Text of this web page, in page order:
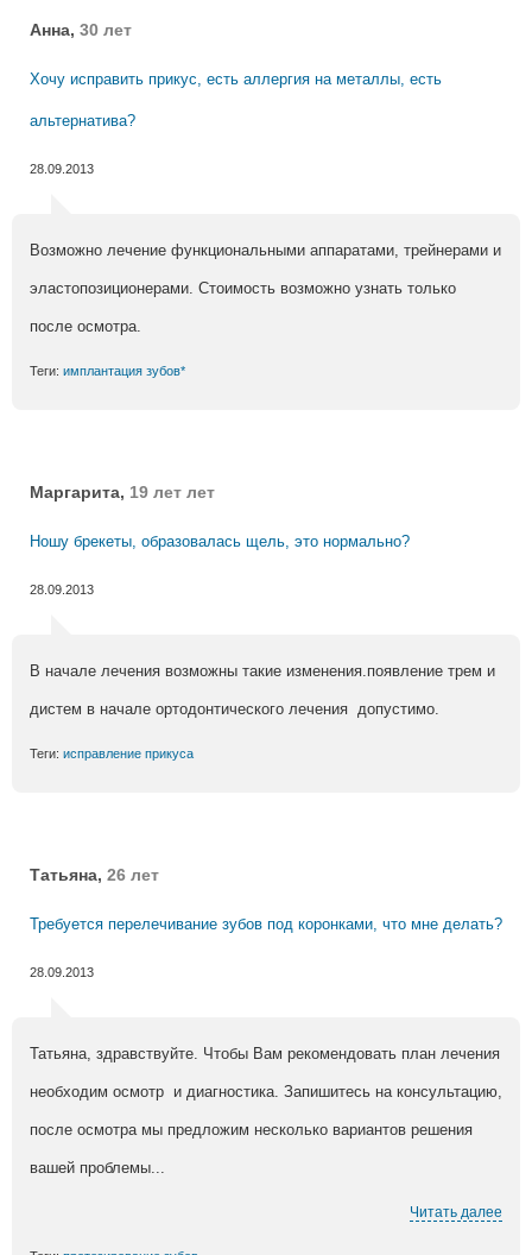
Анна, 30 лет
Хочу исправить прикус, есть аллергия на металлы, есть
альтернатива?
28.09.2013
Возможно лечение функциональными аппаратами, трейнерами и
эластопозиционерами. Стоимость возможно узнать только
после осмотра.
Теги: имплантация зубов*
Маргарита, 19 лет лет
Ношу брекеты, образовалась щель, это нормально?
28.09.2013
В начале лечения возможны такие изменения.появление трем и
дистем в начале ортодонтического лечения допустимо.
Теги: исправление прикуса
Татьяна, 26 лет
Требуется перелечивание зубов под коронками, что мне делать?
28.09.2013
Татьяна, здравствуйте. Чтобы Вам рекомендовать план лечения
необходим осмотр и диагностика. Запишитесь на консультацию,
после осмотра мы предложим несколько вариантов решения
вашей проблемы...
Читать далее